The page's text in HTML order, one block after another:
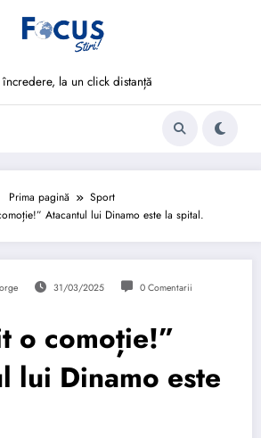
la un click distanță
Prima pagină
Sport
Atacantul lui Dinamo este la spital.
31/03/2025 0 Comentarii
o comoție!”
lui Dinamo este